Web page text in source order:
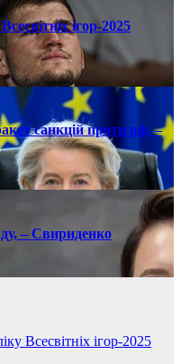
ігор-2025
санкцій проти рф, –
– Свириденко
Всесвітніх ігор-2025